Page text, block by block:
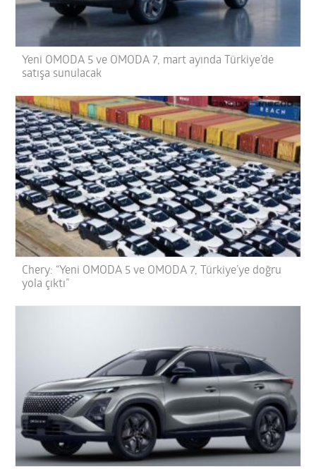
Yeni OMODA 5 ve OMODA 7, mart ayında Türkiye’de
satışa sunulacak
Chery: “Yeni OMODA 5 ve OMODA 7, Türkiye’ye doğru
yola çıktı”